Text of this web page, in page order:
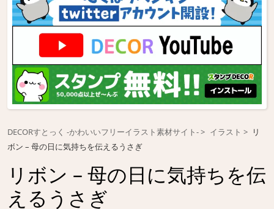
DECORすとっく -かわいいフリーイラスト素材サイト- イラスト
リ
ボン – 母の日に気持ちを伝えるうさぎ
リボン – 母の日に気持ちを伝
えるうさぎ